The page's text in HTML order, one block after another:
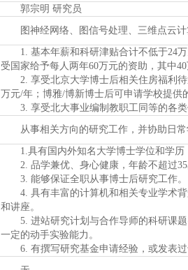
郭宗明 研究员
图神经网络、图信号处理、三维点云计
1. 基本年薪和科研津贴合计不低于24万
受国家给予每人两年60万元的资助，其中
2. 享受北京大学博士后相关住房福利待
万元/年；博雅/博新博士后可申请学校提供
3. 享受北大事业编制教职工同等的各类
从事相关方向的研究工作，并协助日常
1.具有国内外知名大学博士学位和学历
2. 品学兼优、身心健康，年龄不超过35
3. 能够保证全职从事博士后研究工作。
4. 具有丰富的计算机和相关专业学术背
和讲座。
5. 进站研究计划与合作导师的科研课题
一定的动手实验能力。
6. 有撰写研究基金申请经验，或发表过